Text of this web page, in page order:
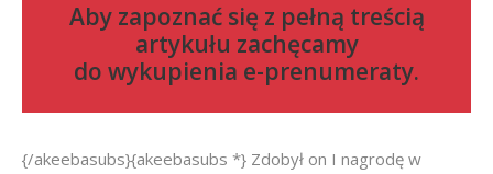
Aby zapoznać się z pełną treścią
artykułu zachęcamy
do wykupienia e-prenumeraty.
{/akeebasubs}{akeebasubs *} Zdobył on I nagrodę w